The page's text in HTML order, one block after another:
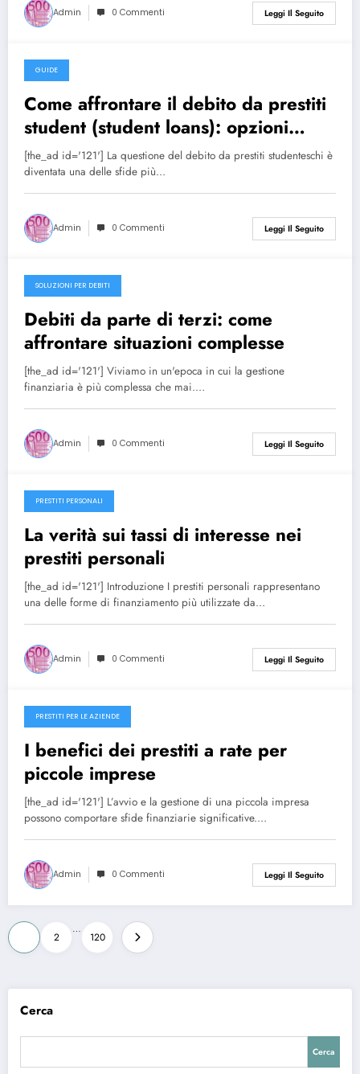
Admin 0 Commenti Leggi Il Seguito
27/12/2024
GUIDE
Come affrontare il debito da prestiti
student (student loans): opzioni
disponibili
[the_ad id='121'] La questione del debito da prestiti studenteschi è
diventata una delle sfide più…
Admin 0 Commenti Leggi Il Seguito
27/12/2024
SOLUZIONI PER DEBITI
Debiti da parte di terzi: come
affrontare situazioni complesse
[the_ad id='121'] Viviamo in un'epoca in cui la gestione
finanziaria è più complessa che mai.…
Admin 0 Commenti Leggi Il Seguito
27/12/2024
PRESTITI PERSONALI
La verità sui tassi di interesse nei
prestiti personali
[the_ad id='121'] Introduzione I prestiti personali rappresentano
una delle forme di finanziamento più utilizzate da…
Admin 0 Commenti Leggi Il Seguito
27/12/2024
PRESTITI PER LE AZIENDE
I benefici dei prestiti a rate per
piccole imprese
[the_ad id='121'] L’avvio e la gestione di una piccola impresa
possono comportare sfide finanziarie significative.…
Admin 0 Commenti Leggi Il Seguito
Paginazione
degli
articoli
2
…
120
Cerca
Cerca